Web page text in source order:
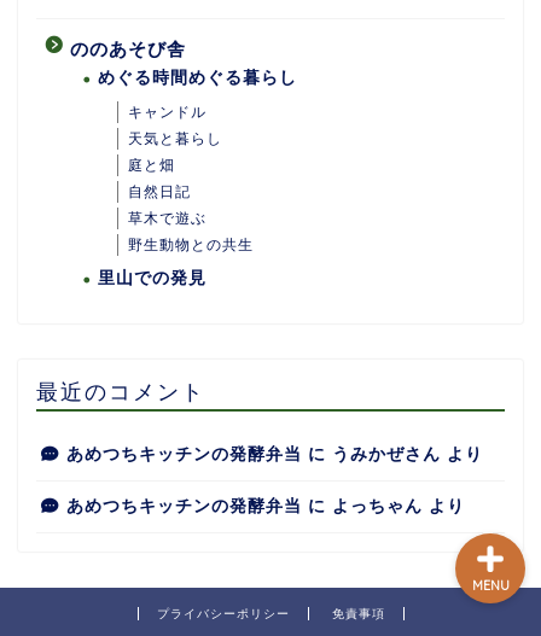
ののあそび舎
めぐる時間めぐる暮らし
キャンドル
天気と暮らし
庭と畑
自然日記
草木で遊ぶ
野生動物との共生
里山での発見
最近のコメント
あめつちキッチンの発酵弁当 に うみかぜさん より
あめつちキッチンの発酵弁当 に よっちゃん より
プライバシーポリシー 免責事項
MENU